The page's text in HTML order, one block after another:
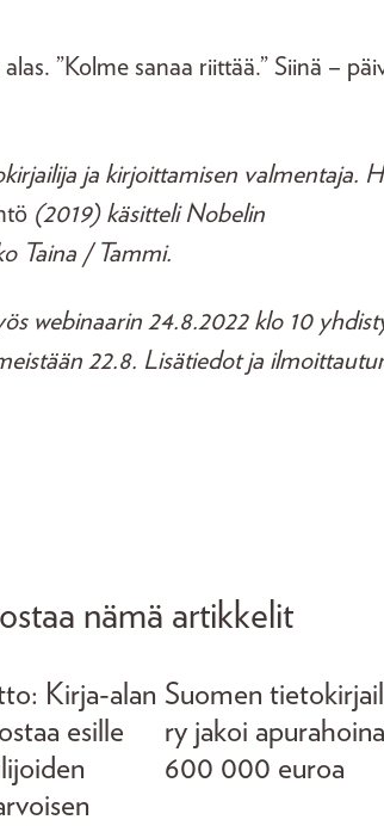
”Kolme sanaa riittää.” Siinä –
ja kirjoittamisen valmentaja.
(2019) käsitteli Nobelin
Taina / Tammi.
webinaarin 24.8.2022 klo 10
22.8. Lisätiedot ja
nämä artikkelit
Kirja-alan
esille
Suomen
ry jakoi
600 000 euroa